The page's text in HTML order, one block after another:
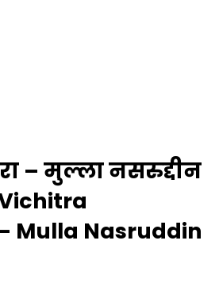
– मुल्ला नसरुद्दीन
Mulla Nasruddin